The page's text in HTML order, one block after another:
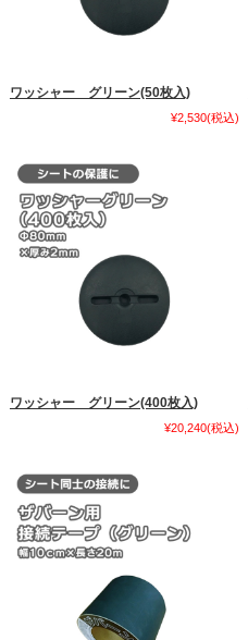
ワッシャー グリーン(50枚入)
¥2,530(税込)
ワッシャー グリーン(400枚入)
¥20,240(税込)